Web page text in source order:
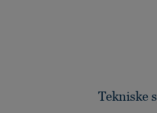
Tekniske